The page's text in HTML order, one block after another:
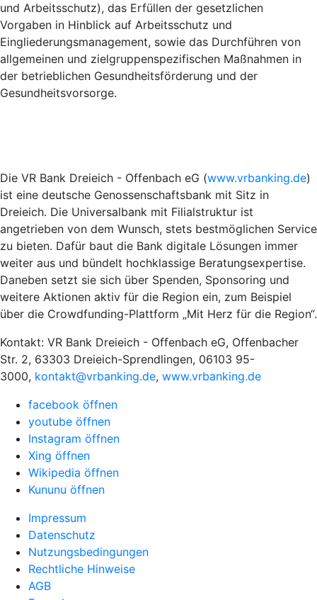
und Arbeitsschutz), das Erfüllen der gesetzlichen
Vorgaben in Hinblick auf Arbeitsschutz und
Eingliederungsmanagement, sowie das Durchführen von
allgemeinen und zielgruppenspezifischen Maßnahmen in
der betrieblichen Gesundheitsförderung und der
Gesundheitsvorsorge.
Die VR Bank Dreieich - Offenbach eG (www.vrbanking.de)
ist eine deutsche Genossenschaftsbank mit Sitz in
Dreieich. Die Universalbank mit Filialstruktur ist
angetrieben von dem Wunsch, stets bestmöglichen Service
zu bieten. Dafür baut die Bank digitale Lösungen immer
weiter aus und bündelt hochklassige Beratungsexpertise.
Daneben setzt sie sich über Spenden, Sponsoring und
weitere Aktionen aktiv für die Region ein, zum Beispiel
über die Crowdfunding-Plattform „Mit Herz für die Region“.
Kontakt: VR Bank Dreieich - Offenbach eG, Offenbacher
Str. 2, 63303 Dreieich-Sprendlingen, 06103 95-
3000, kontakt@vrbanking.de, www.vrbanking.de
facebook öffnen
youtube öffnen
Instagram öffnen
Xing öffnen
Wikipedia öffnen
Kununu öffnen
Impressum
Datenschutz
Nutzungsbedingungen
Rechtliche Hinweise
AGB